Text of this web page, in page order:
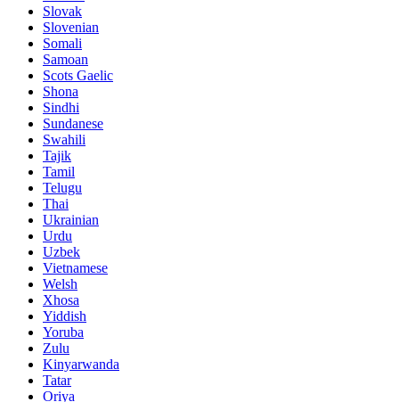
Slovak
Slovenian
Somali
Samoan
Scots Gaelic
Shona
Sindhi
Sundanese
Swahili
Tajik
Tamil
Telugu
Thai
Ukrainian
Urdu
Uzbek
Vietnamese
Welsh
Xhosa
Yiddish
Yoruba
Zulu
Kinyarwanda
Tatar
Oriya